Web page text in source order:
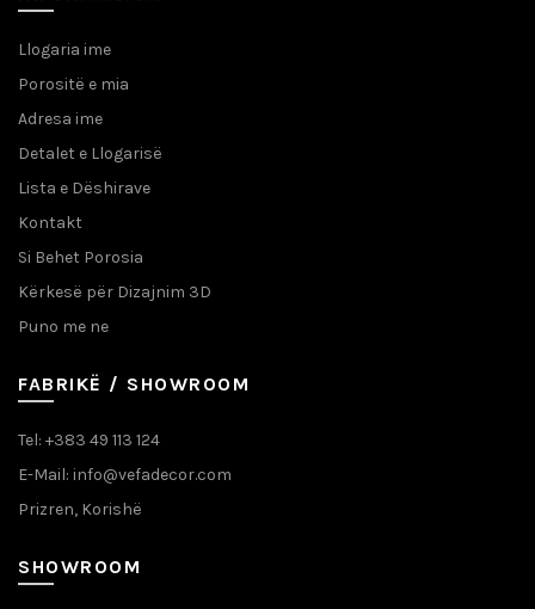
Llogaria ime
Porositë e mia
Adresa ime
Detalet e Llogarisë
Lista e Dëshirave
Kontakt
Si Behet Porosia
Kërkesë për Dizajnim 3D
Puno me ne
FABRIKË / SHOWROOM
Tel: +383 49 113 124
E-Mail: info@vefadecor.com
Prizren, Korishë
SHOWROOM